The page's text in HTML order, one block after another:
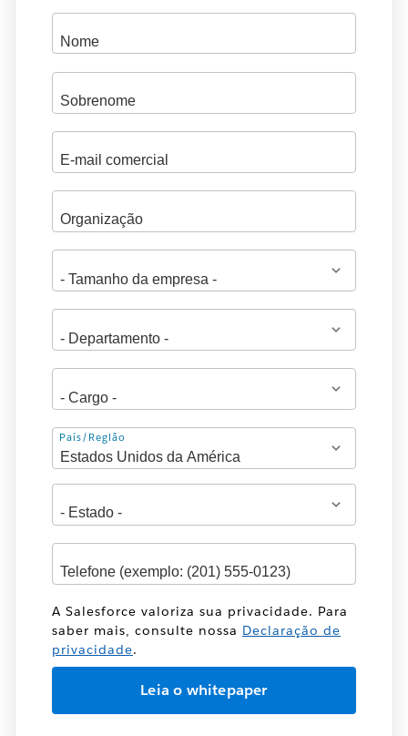
Endereço
País/Região
A Salesforce valoriza sua privacidade. Para
saber mais, consulte nossa Declaração de
privacidade.